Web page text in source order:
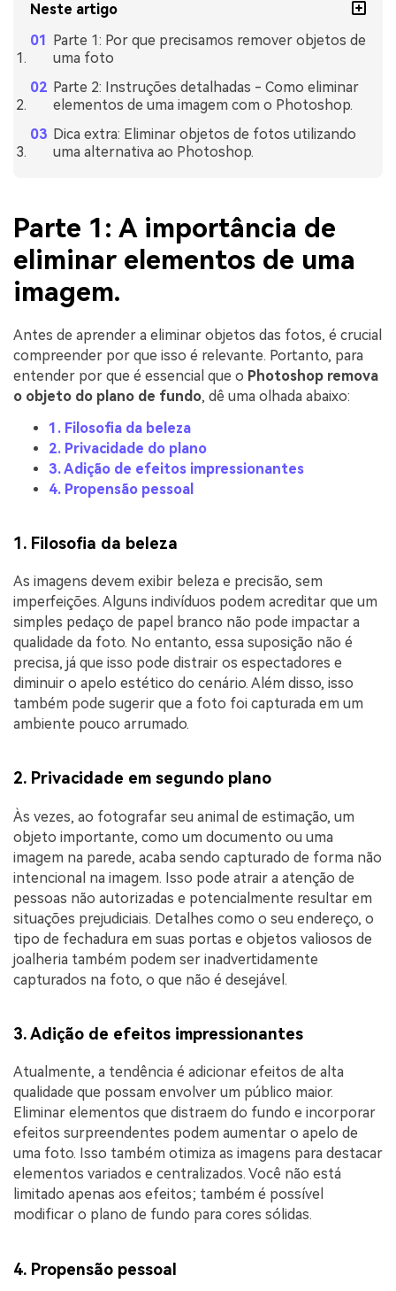
Neste artigo
Parte 1: Por que precisamos remover objetos de
uma foto
Parte 2: Instruções detalhadas - Como eliminar
elementos de uma imagem com o Photoshop.
Dica extra: Eliminar objetos de fotos utilizando
uma alternativa ao Photoshop.
Parte 1: A importância de
eliminar elementos de uma
imagem.
Antes de aprender a eliminar objetos das fotos, é crucial
compreender por que isso é relevante. Portanto, para
entender por que é essencial que o Photoshop remova
o objeto do plano de fundo, dê uma olhada abaixo:
1. Filosofia da beleza
2. Privacidade do plano
3. Adição de efeitos impressionantes
4. Propensão pessoal
1. Filosofia da beleza
As imagens devem exibir beleza e precisão, sem
imperfeições. Alguns indivíduos podem acreditar que um
simples pedaço de papel branco não pode impactar a
qualidade da foto. No entanto, essa suposição não é
precisa, já que isso pode distrair os espectadores e
diminuir o apelo estético do cenário. Além disso, isso
também pode sugerir que a foto foi capturada em um
ambiente pouco arrumado.
2. Privacidade em segundo plano
Às vezes, ao fotografar seu animal de estimação, um
objeto importante, como um documento ou uma
imagem na parede, acaba sendo capturado de forma não
intencional na imagem. Isso pode atrair a atenção de
pessoas não autorizadas e potencialmente resultar em
situações prejudiciais. Detalhes como o seu endereço, o
tipo de fechadura em suas portas e objetos valiosos de
joalheria também podem ser inadvertidamente
capturados na foto, o que não é desejável.
3. Adição de efeitos impressionantes
Atualmente, a tendência é adicionar efeitos de alta
qualidade que possam envolver um público maior.
Eliminar elementos que distraem do fundo e incorporar
efeitos surpreendentes podem aumentar o apelo de
uma foto. Isso também otimiza as imagens para destacar
elementos variados e centralizados. Você não está
limitado apenas aos efeitos; também é possível
modificar o plano de fundo para cores sólidas.
4. Propensão pessoal